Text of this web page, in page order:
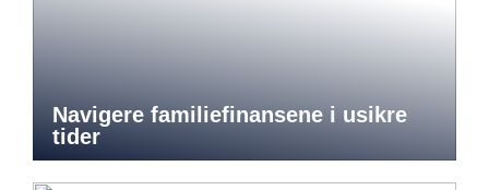
Navigere familiefinansene i usikre
tider